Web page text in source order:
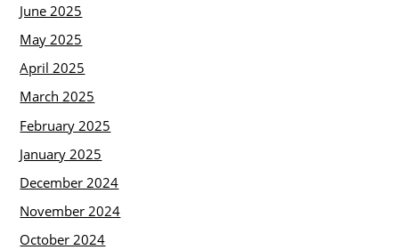
June 2025
May 2025
April 2025
March 2025
February 2025
January 2025
December 2024
November 2024
October 2024